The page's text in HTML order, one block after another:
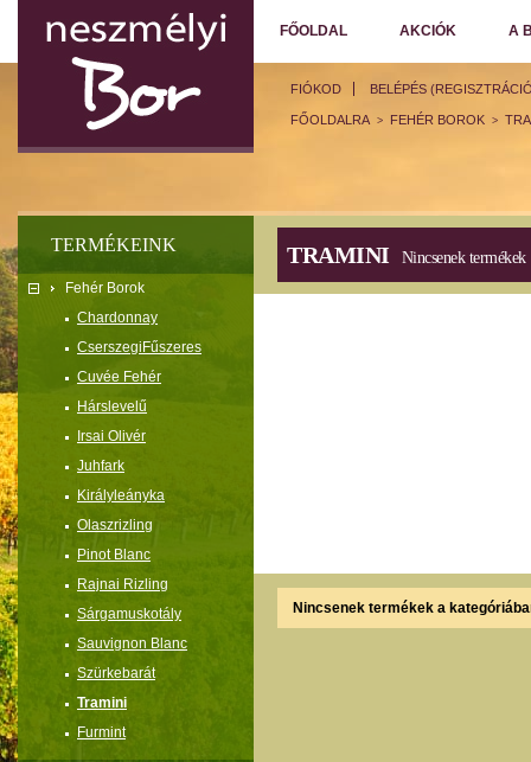
FIÓKOD BELÉPÉS
FŐOLDAL AKCIÓK A
TERMÉKEINK
Fehér Borok
Chardonnay
CserszegiFűszeres
Cuvée Fehér
Hárslevelű
Irsai Olivér
Juhfark
Királyleányka
Olaszrizling
Pinot Blanc
Rajnai Rizling
Sárgamuskotály
Sauvignon Blanc
Szürkebarát
Tramini
Furmint
FŐOLDALRA > FEHÉR BOROK >
TRAMINI Nincsenek termékek
Nincsenek termékek a